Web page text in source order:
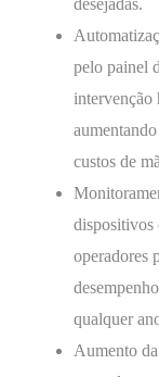
pelo painel
intervenção
custos de
dispositivos
operadores
qualquer
Aumento